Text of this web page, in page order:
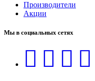
Производители
Акции
Мы в социальных сетях